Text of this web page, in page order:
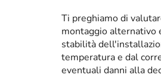
Ti preghiamo di
montaggio alternativo
stabilità
temperatura e dal
eventuali danni alla